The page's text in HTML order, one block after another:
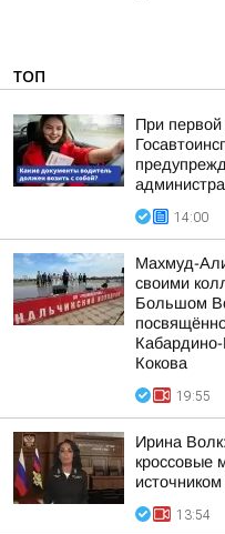
ТОП
При первой
14:00
Махмуд-
своими
Большом
Кокова
19:55
Ирина
кроссовые
13:54